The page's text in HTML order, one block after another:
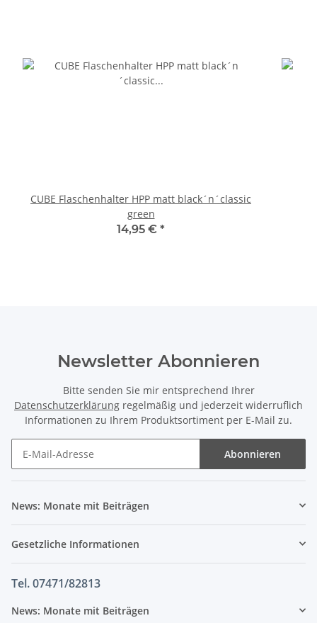
CUBE Flaschenhalter HPP matt black´n´classic
green
14,95 € *
Newsletter Abonnieren
Bitte senden Sie mir entsprechend Ihrer
Datenschutzerklärung regelmäßig und jederzeit widerruflich
Informationen zu Ihrem Produktsortiment per E-Mail zu.
Abonnieren
News: Monate mit Beiträgen
Gesetzliche Informationen
Tel. 07471/82813
News: Monate mit Beiträgen